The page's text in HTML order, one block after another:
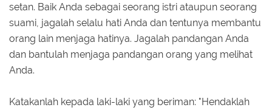
setan. Baik Anda sebagai seorang istri ataupun seorang
suami, jagalah selalu hati Anda dan tentunya membantu
orang lain menjaga hatinya. Jagalah pandangan Anda
dan bantulah menjaga pandangan orang yang melihat
Anda.
Katakanlah kepada laki-laki yang beriman: "Hendaklah